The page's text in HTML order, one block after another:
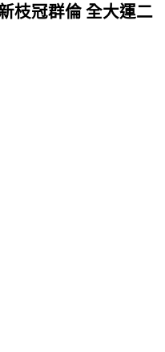
枝冠群倫 全大運二